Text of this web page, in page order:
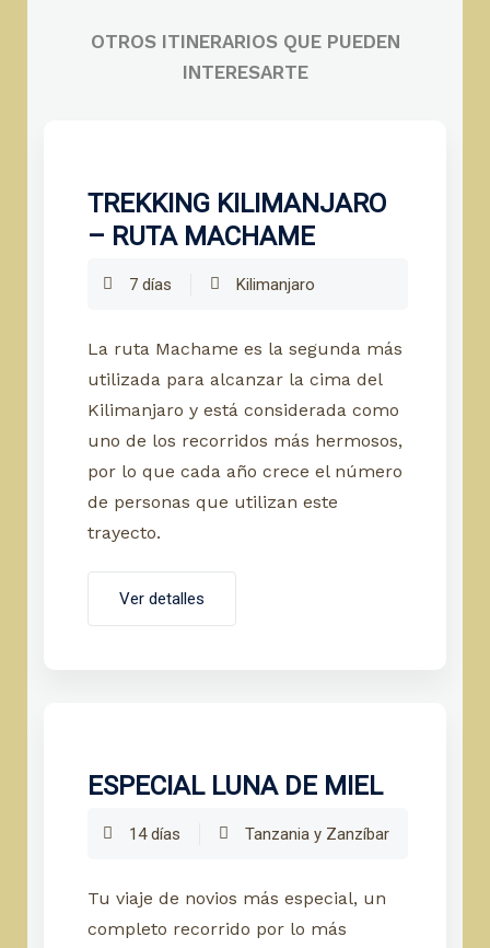
OTROS ITINERARIOS QUE PUEDEN
INTERESARTE
TREKKING KILIMANJARO
– RUTA MACHAME
7 días Kilimanjaro
La ruta Machame es la segunda más
utilizada para alcanzar la cima del
Kilimanjaro y está considerada como
uno de los recorridos más hermosos,
por lo que cada año crece el número
de personas que utilizan este
trayecto.
Ver detalles
ESPECIAL LUNA DE MIEL
14 días Tanzania y Zanzíbar
Tu viaje de novios más especial, un
completo recorrido por lo más